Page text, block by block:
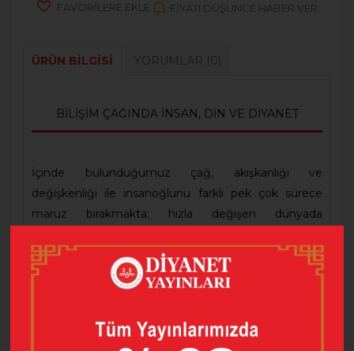
FAVORILERE EKLE FIYATI DÜŞÜNCE HABER VER
ÜRÜN BILGISI YORUMLAR (0)
BİLİŞİM ÇAĞINDA İNSAN, DİN VE DİYANET
İçinde bulunduğumuz çağ, akışkanlığı ve
değişkenliği ile insanoğlunu farklı pek çok sürece
maruz bırakmakta; hızla değişen dünyada
hissedilen ancak görünmeyen yüzüyle insanı
buluşturan bir hakikat düzlemi olarak karşımıza